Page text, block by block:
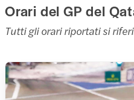
Orari del GP del
Tutti gli orari riportati si